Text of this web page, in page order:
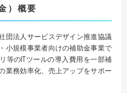
） 概要
団法人サービスデザイン推進協議
小規模事業者向けの補助金事業で
等のITツールの導入費用を一部補
業務効率化、売上アップをサポー